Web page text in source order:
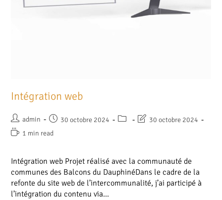
Intégration web
admin 30 octobre 2024
30 octobre 2024
1 min read
Intégration web Projet réalisé avec la communauté de
communes des Balcons du DauphinéDans le cadre de la
refonte du site web de l’intercommunalité, j’ai participé à
l’intégration du contenu via…